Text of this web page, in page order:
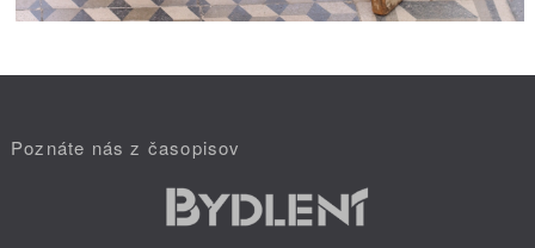
Poznáte nás z časopisov